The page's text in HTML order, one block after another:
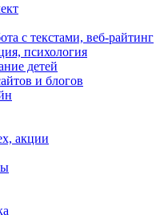
с текстами, веб-райтинг
психология
детей
и блогов
акции